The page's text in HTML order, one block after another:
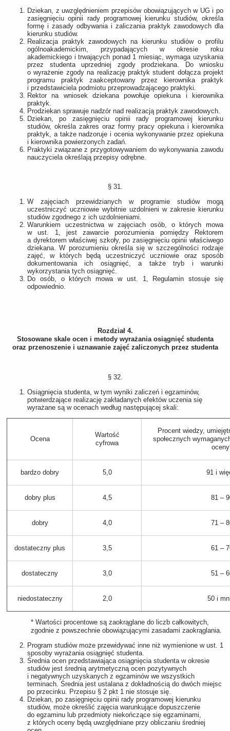
Dziekan, z uwzględnieniem przepisów obowiązujących w UG i po
zasięgnięciu opinii rady programowej kierunku studiów, określa
formę i zasady odbywania i zaliczania praktyk zawodowych dla
kierunku studiów.
Realizacja praktyk zawodowych na kierunku studiów o profilu
ogólnoakademickim, przypadających w okresie roku
akademickiego i trwających ponad 1 miesiąc, wymaga uzyskania
przez studenta uprzedniej zgody prodziekana. Do wniosku
o wyrażenie zgody na realizację praktyk student dołącza projekt
programu praktyk zaakceptowany przez kierownika praktyk
i przedstawiciela podmiotu przeprowadzającego praktyki.
Rektor na wniosek dziekana powołuje opiekuna i kierownika
praktyk.
Prodziekan sprawuje nadzór nad realizacją praktyk zawodowych.
Dziekan, po zasięgnięciu opinii rady programowej kierunku
studiów, określa zakres oraz formy pracy opiekuna i kierownika
praktyk, a także nadzoruje i ocenia wykonywanie przez opiekuna
i kierownika powierzonych zadań.
Praktyki związane z przygotowywaniem do wykonywania zawodu
nauczyciela określają przepisy odrębne.
§ 31.
W zajęciach przewidzianych w programie studiów mogą
uczestniczyć uczniowie wybitnie uzdolnieni w zakresie kierunku
studiów zgodnego z ich uzdolnieniami.
Warunkiem uczestnictwa w zajęciach osób, o których mowa
w ust. 1, jest zawarcie porozumienia pomiędzy Rektorem
a dyrektorem właściwej szkoły, po zasięgnięciu opinii właściwego
dziekana. W porozumieniu określa się w szczególności rodzaje
zajęć, w których będą uczestniczyć uczniowie oraz sposób
dokumentowania ich osiągnięć, a także tryb i warunki
wykorzystania tych osiągnięć.
Do osób, o których mowa w ust. 1, Regulamin stosuje się
odpowiednio.
Rozdział 4.
Stosowane skale ocen i metody wyrażania osiągnięć studenta
oraz przenoszenie i uznawanie zajęć zaliczonych przez studenta
§ 32.
Osiągnięcia studenta, w tym wyniki zaliczeń i egzaminów,
potwierdzające realizację zakładanych efektów uczenia się
wyrażane są w ocenach według następującej skali:
Ocena
Wartość
cyfrowa
Procent wiedzy,
społecznych
bardzo dobry 5,0 91 i
dobry plus 4,5 81 –
dobry 4,0 71 –
dostateczny plus 3,5 61 –
dostateczny 3,0 51 –
niedostateczny 2,0 50 i
* Wartości procentowe są zaokrąglane do liczb całkowitych,
zgodnie z powszechnie obowiązującymi zasadami zaokrąglania.
Program studiów może przewidywać inne niż wymienione w ust. 1
sposoby wyrażania osiągnięć studenta.
Średnia ocen przedstawiająca osiągnięcia studenta w okresie
studiów jest średnią arytmetyczną ocen pozytywnych
i negatywnych uzyskanych z egzaminów we wszystkich
terminach. Średnia jest ustalana z dokładnością do dwóch miejsc
po przecinku. Przepisu § 2 pkt 1 nie stosuje się.
Dziekan, po zasięgnięciu opinii rady programowej kierunku
studiów, może określić zajęcia warunkujące dopuszczenie
do egzaminu lub przedmioty niekończące się egzaminami,
z których oceny będą uwzględniane przy obliczaniu średniej